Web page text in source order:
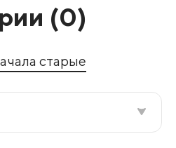
(0)
старые